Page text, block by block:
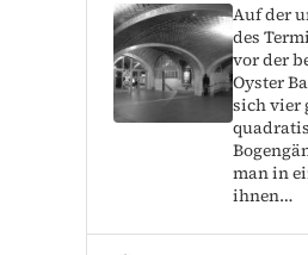
Auf der
des
vor der
Oyster
sich vier
man in
ihnen…